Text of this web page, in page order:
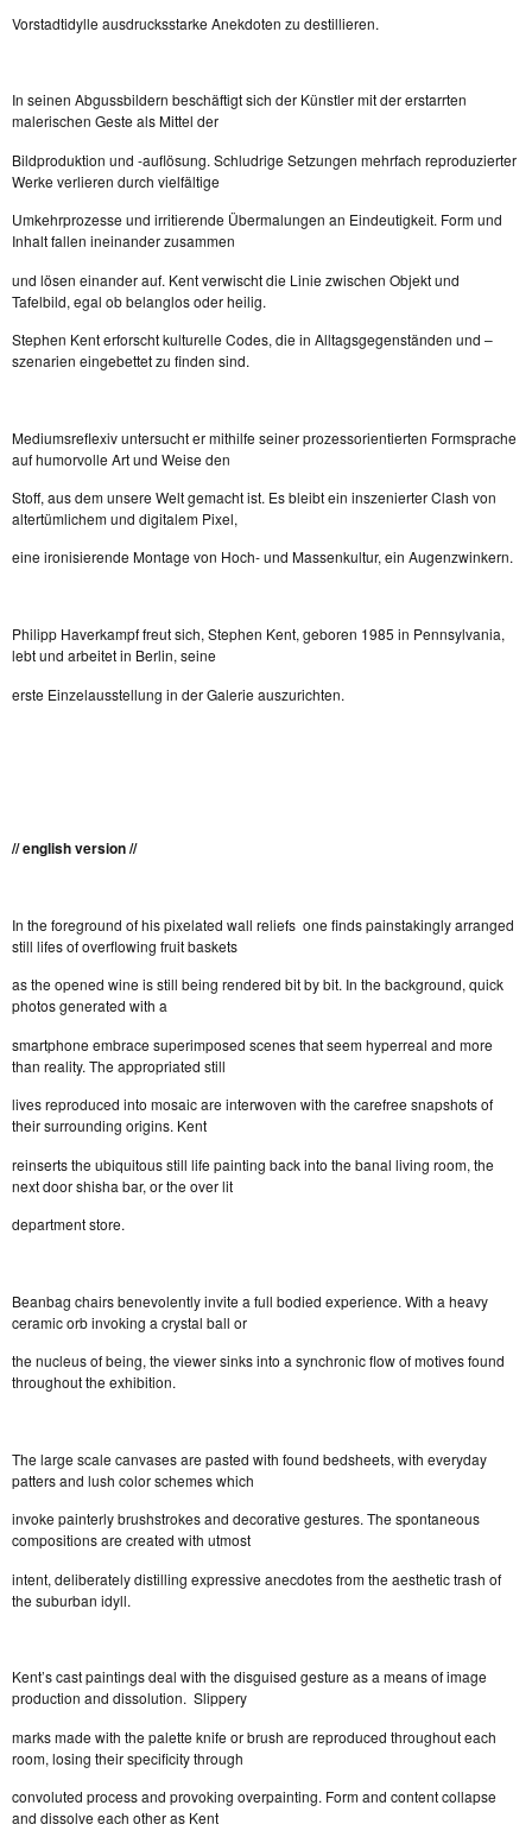
Vorstadtidylle ausdrucksstarke Anekdoten zu destillieren.
In seinen Abgussbildern beschäftigt sich der Künstler mit der erstarrten
malerischen Geste als Mittel der
Bildproduktion und -auflösung. Schludrige Setzungen mehrfach reproduzierter
Werke verlieren durch vielfältige
Umkehrprozesse und irritierende Übermalungen an Eindeutigkeit. Form und
Inhalt fallen ineinander zusammen
und lösen einander auf. Kent verwischt die Linie zwischen Objekt und
Tafelbild, egal ob belanglos oder heilig.
Stephen Kent erforscht kulturelle Codes, die in Alltagsgegenständen und –
szenarien eingebettet zu finden sind.
Mediumsreflexiv untersucht er mithilfe seiner prozessorientierten Formsprache
auf humorvolle Art und Weise den
Stoff, aus dem unsere Welt gemacht ist. Es bleibt ein inszenierter Clash von
altertümlichem und digitalem Pixel,
eine ironisierende Montage von Hoch- und Massenkultur, ein Augenzwinkern.
Philipp Haverkampf freut sich, Stephen Kent, geboren 1985 in Pennsylvania,
lebt und arbeitet in Berlin, seine
erste Einzelausstellung in der Galerie auszurichten.
// english version //
In the foreground of his pixelated wall reliefs one finds painstakingly arranged
still lifes of overflowing fruit baskets
as the opened wine is still being rendered bit by bit. In the background, quick
photos generated with a
smartphone embrace superimposed scenes that seem hyperreal and more
than reality. The appropriated still
lives reproduced into mosaic are interwoven with the carefree snapshots of
their surrounding origins. Kent
reinserts the ubiquitous still life painting back into the banal living room, the
next door shisha bar, or the over lit
department store.
Beanbag chairs benevolently invite a full bodied experience. With a heavy
ceramic orb invoking a crystal ball or
the nucleus of being, the viewer sinks into a synchronic flow of motives found
throughout the exhibition.
The large scale canvases are pasted with found bedsheets, with everyday
patters and lush color schemes which
invoke painterly brushstrokes and decorative gestures. The spontaneous
compositions are created with utmost
intent, deliberately distilling expressive anecdotes from the aesthetic trash of
the suburban idyll.
Kent’s cast paintings deal with the disguised gesture as a means of image
production and dissolution. Slippery
marks made with the palette knife or brush are reproduced throughout each
room, losing their specificity through
convoluted process and provoking overpainting. Form and content collapse
and dissolve each other as Kent